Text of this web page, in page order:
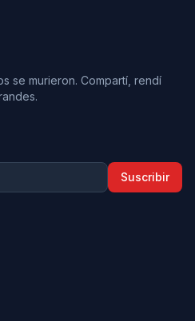
se murieron. Compartí, rendí
Suscribir